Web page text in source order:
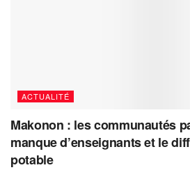
ACTUALITÉ
Makonon : les communautés
manque d’enseignants et le
potable